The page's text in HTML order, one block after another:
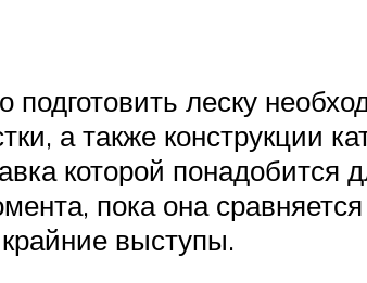
подготовить леску
а также конструкции
которой понадобится
пока она
выступы.